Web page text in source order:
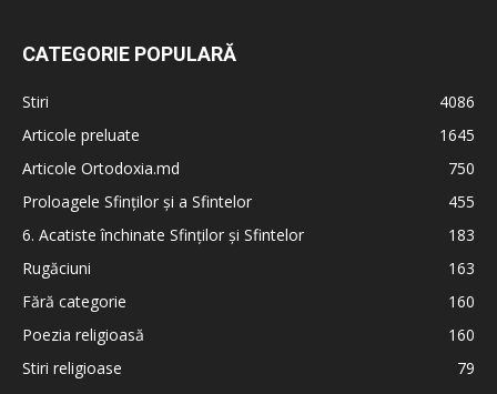
CATEGORIE POPULARĂ
Stiri
4086
Articole preluate
1645
Articole Ortodoxia.md
750
Proloagele Sfinților și a Sfintelor
455
6. Acatiste închinate Sfinților și Sfintelor
183
Rugăciuni
163
Fără categorie
160
Poezia religioasă
160
Stiri religioase
79